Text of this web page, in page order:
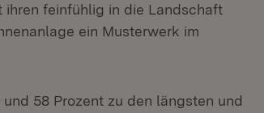
feinfühlig in die Landschaft
ein Musterwerk im
58 Prozent zu den längsten und